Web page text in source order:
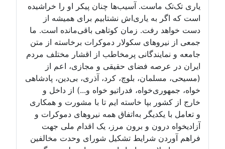
یاری تک‌تک ماست. آسیب‌ها چنان پیکر او را خراشیده
است که اگر به یاری‌اش نشتابیم برای همیشه از
دست خواهد رفت. زمان کوتاهی باقی‌مانده است. ما
جمعی از نیروهای سکولار دموکرات برخاسته از متن
جامعه و نمایندگانی پرمخاطب از اقشار مختلف مردم
ایران در عرصه فضای حقیقی و مجازی، اعم از
(مسیحی، مسلمان، بلوچ، کرد، آذری، بی‌دین، پادشاهی
خواه، جمهوری‌خواه، فدراتیو خواه و...) از داخل و
خارج از کشور بپا خاسته ایم تا با مشورت و همکاری
و تعامل با یکدیگر به‌اتفاق همه نیروهای دموکرات و
آزادیخواه درون و برون مرز، یک اقدام ملی جهت
فراهم آوردن شرایط تشکیل شورای وحدت مخالفین